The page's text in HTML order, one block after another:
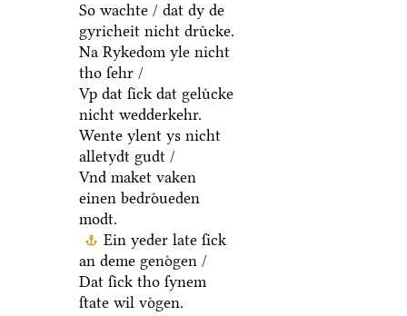
So wachte / dat dy de
gyricheit nicht druͤcke.
Na Rykedom yle nicht
tho ſehr /
Vp dat ſick dat geluͤcke
nicht wedderkehr.
Wente ylent ys nicht
alletydt gudt /
Vnd maket vaken
einen bedroͤueden
modt.
Ein yeder late ſick
an deme genoͤgen /
Dat ſick tho ſynem
ſtate wil voͤgen.